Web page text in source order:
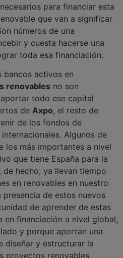
para financiar esta
que van a significar
números de una
y cuesta hacerse una
toda esa financiación.
bancos activos en
renovables no son
todo ese capital
de Axpo, el resto de
de los fondos de
Algunos de
los más importantes a nivel
que tiene España para la
de hecho, ya llevan tiempo
en renovables en nuestro
de estos nuevos
de aprender de estas
en financiación a nivel global,
y porque aportan una
diseñar y estructurar la
proyectos renovables.